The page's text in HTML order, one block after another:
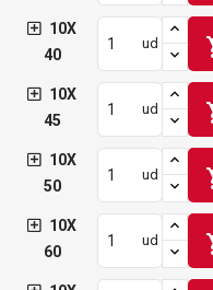
10X
40
ud
10X
45
ud
10X
50
ud
10X
60
ud